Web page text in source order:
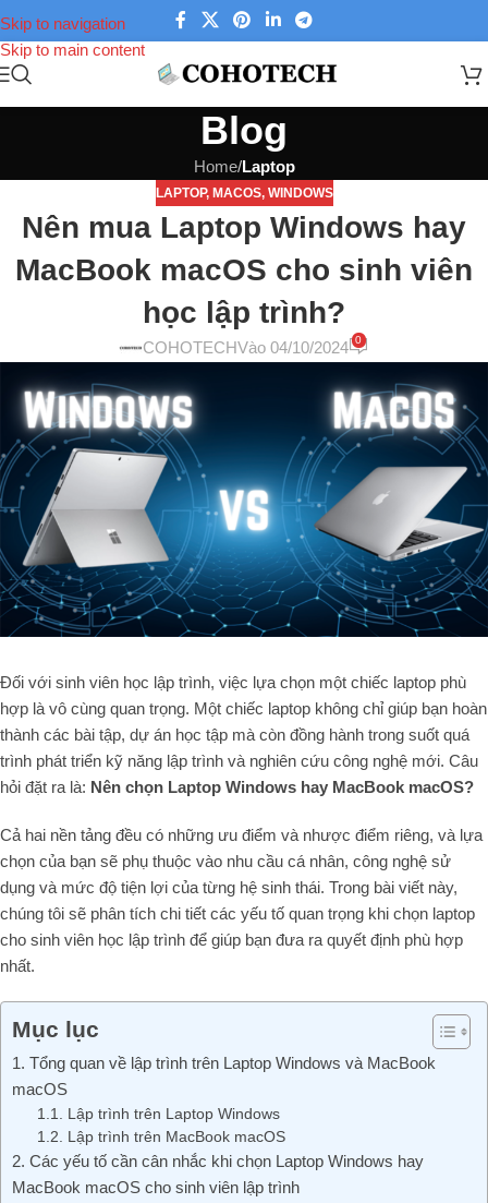
Skip to navigation
Skip to main content
Blog
Home/Laptop
LAPTOP, MACOS, WINDOWS
Nên mua Laptop Windows hay
MacBook macOS cho sinh viên
học lập trình?
COHOTECHVào 04/10/2024 0
Đối với sinh viên học lập trình, việc lựa chọn một chiếc laptop phù
hợp là vô cùng quan trọng. Một chiếc laptop không chỉ giúp bạn hoàn
thành các bài tập, dự án học tập mà còn đồng hành trong suốt quá
trình phát triển kỹ năng lập trình và nghiên cứu công nghệ mới. Câu
hỏi đặt ra là: Nên chọn Laptop Windows hay MacBook macOS?
Cả hai nền tảng đều có những ưu điểm và nhược điểm riêng, và lựa
chọn của bạn sẽ phụ thuộc vào nhu cầu cá nhân, công nghệ sử
dụng và mức độ tiện lợi của từng hệ sinh thái. Trong bài viết này,
chúng tôi sẽ phân tích chi tiết các yếu tố quan trọng khi chọn laptop
cho sinh viên học lập trình để giúp bạn đưa ra quyết định phù hợp
nhất.
Mục lục
1. Tổng quan về lập trình trên Laptop Windows và MacBook
macOS
1.1. Lập trình trên Laptop Windows
1.2. Lập trình trên MacBook macOS
2. Các yếu tố cần cân nhắc khi chọn Laptop Windows hay
MacBook macOS cho sinh viên lập trình